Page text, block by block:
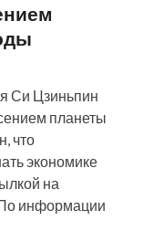
Си Цзиньпин
планеты
что
экономике
на
информации